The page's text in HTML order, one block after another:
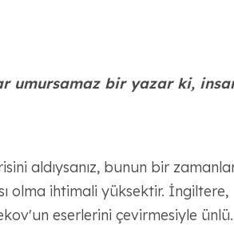
umursamaz bir yazar ki,
aldıysanız, bunun bir
olma ihtimali yüksektir. İngiltere,
eserlerini çevirmesiyle ünlü.